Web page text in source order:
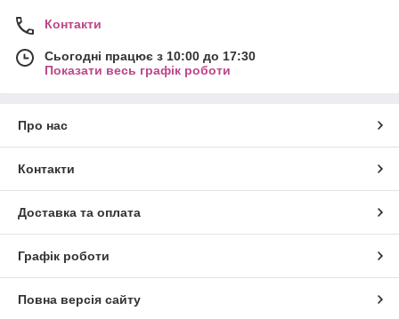
Контакти
Сьогодні працює з 10:00 до 17:30
Показати весь графік роботи
Про нас
Контакти
Доставка та оплата
Графік роботи
Повна версія сайту